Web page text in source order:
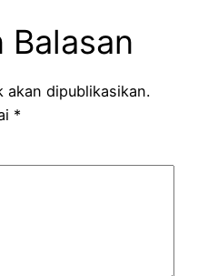
akan dipublikasikan.
*